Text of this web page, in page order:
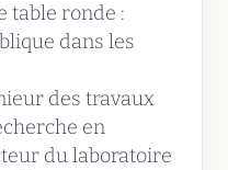
table ronde :
dans les
des travaux
en
du laboratoire